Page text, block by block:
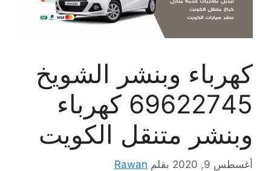
كهرباء وبنشر الشويخ
69622745 كهرباء
وبنشر متنقل الكويت
أغسطس 9, 2020 بقلم Rawan